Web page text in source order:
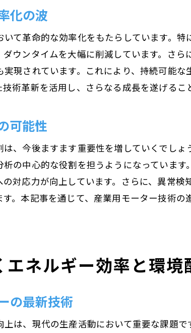
新たな挑戦が生むモーター技術の革新
代モーターが拓く工場の自動化と最適化
工場自動化を加速させる次世代モーター技
自動化時代におけるモーターの新機能
次世代モーターがもたらす工場最適化の形
次世代モーターが描く未来の工場運営
可能エネルギーとモーター技術の未来図
再生可能エネルギーとモーターの融合
クリーンエネルギー時代のモーター技術
再生可能エネルギーを活用したモーターの
産業用モーターが牽引する持続可能な未来
モーター技術の進化が産業に与える影響
化の波
て革命的な効率化をもたらしています。特
ウンタイムを大幅に削減しています。さ
現されています。これにより、持続可能
術革新を活用し、さらなる成長を遂げるこ
可能性
、今後ますます重要性を増していくでし
の中心的な役割を担うようになっていま
対応力が向上しています。さらに、異常検
。本記事を通じて、産業用モーター技術
ネルギー効率と環境
の最新技術
は、現代の生産活動において重要な課題